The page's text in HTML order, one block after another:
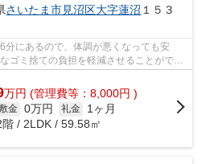
さいたま市見沼区大字蓮沼 １５３
にあるので、体調が悪くなっても安
ゴミ捨ての負担を軽減させることができ
。こち...
万円 (管理費等：8,000円 )
金 0万円 礼金
1ヶ月
階 / 2LDK / 59.58㎡